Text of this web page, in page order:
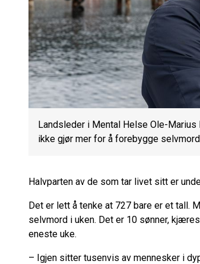
Landsleder i Mental Helse Ole-
ikke gjør mer for å forebygge
Halvparten av de som tar livet sitt er
Det er lett å tenke at 727 bare er et tall.
selvmord i uken. Det er 10 sønner,
eneste uke.
– Igjen sitter tusenvis av mennesker i